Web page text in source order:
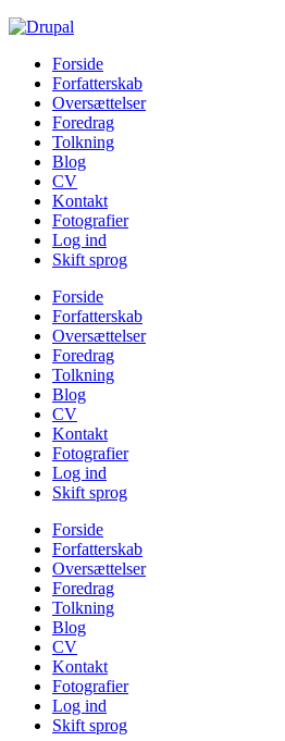
Forside
Forfatterskab
Oversættelser
Foredrag
Tolkning
Blog
CV
Kontakt
Fotografier
Log ind
Skift sprog
Forside
Forfatterskab
Oversættelser
Foredrag
Tolkning
Blog
CV
Kontakt
Fotografier
Log ind
Skift sprog
Forside
Forfatterskab
Oversættelser
Foredrag
Tolkning
Blog
CV
Kontakt
Fotografier
Log ind
Skift sprog